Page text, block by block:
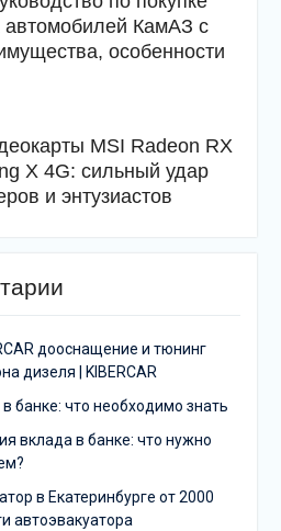
автомобилей КамАЗ с
особенности
MSI Radeon RX
X 4G: сильный удар
и энтузиастов
дооснащение и тюнинг
дизеля | KIBERCAR
в банке: что необходимо знать
вклада в банке: что нужно
в Екатеринбурге от 2000
автоэвакуатора